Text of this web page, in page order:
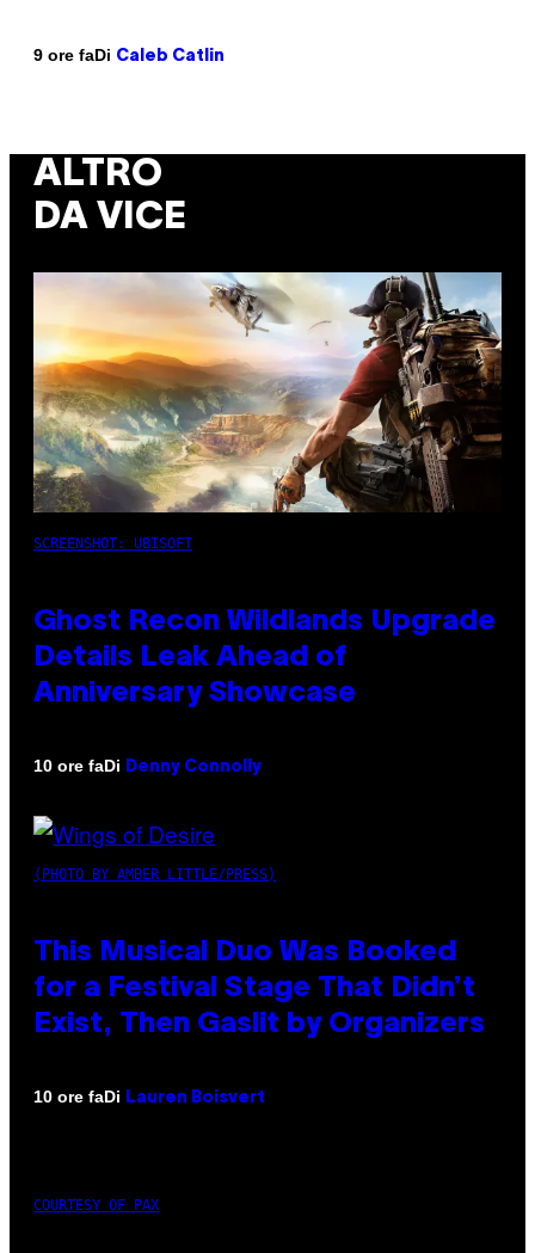
9 ore faDi Caleb Catlin
ALTRO
DA VICE
SCREENSHOT: UBISOFT
Ghost Recon Wildlands Upgrade
Details Leak Ahead of
Anniversary Showcase
10 ore faDi Denny Connolly
(PHOTO BY AMBER LITTLE/PRESS)
This Musical Duo Was Booked
for a Festival Stage That Didn’t
Exist, Then Gaslit by Organizers
10 ore faDi Lauren Boisvert
COURTESY OF PAX